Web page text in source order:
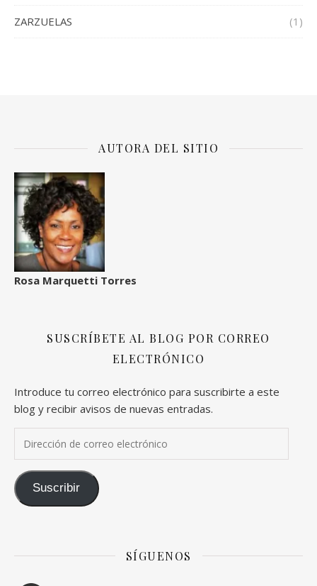
ZARZUELAS (1)
AUTORA DEL SITIO
Rosa Marquetti Torres
SUSCRÍBETE AL BLOG POR CORREO
ELECTRÓNICO
Introduce tu correo electrónico para suscribirte a este
blog y recibir avisos de nuevas entradas.
Suscribir
SÍGUENOS